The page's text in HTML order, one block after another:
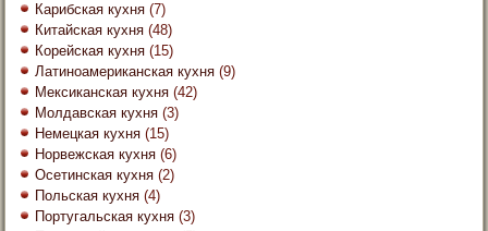
Карибская кухня (7)
Китайская кухня (48)
Корейская кухня (15)
Латиноамериканская кухня (9)
Мексиканская кухня (42)
Молдавская кухня (3)
Немецкая кухня (15)
Норвежская кухня (6)
Осетинская кухня (2)
Польская кухня (4)
Португальская кухня (3)